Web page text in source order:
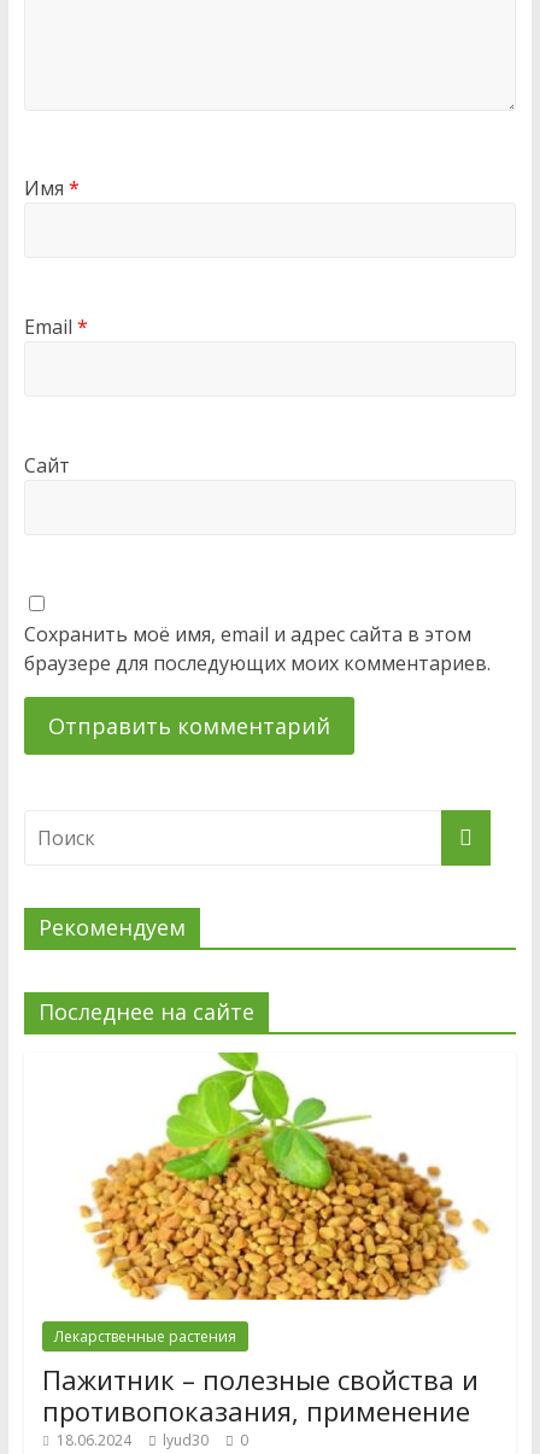
Имя *
Email *
Сайт
Сохранить моё имя, email и адрес сайта в этом
браузере для последующих моих комментариев.
Рекомендуем
Последнее на сайте
Лекарственные растения
Пажитник – полезные свойства и
противопоказания, применение
18.06.2024 lyud30 0